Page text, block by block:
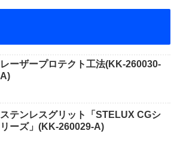
レーザープロテクト⼯法(KK-260030-
A)
ステンレスグリット「STELUX CGシ
リーズ」(KK-260029-A)